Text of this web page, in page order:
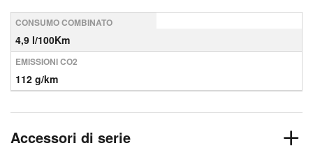
CONSUMO COMBINATO
4,9 l/100Km
EMISSIONI CO2
112 g/km
Accessori di serie